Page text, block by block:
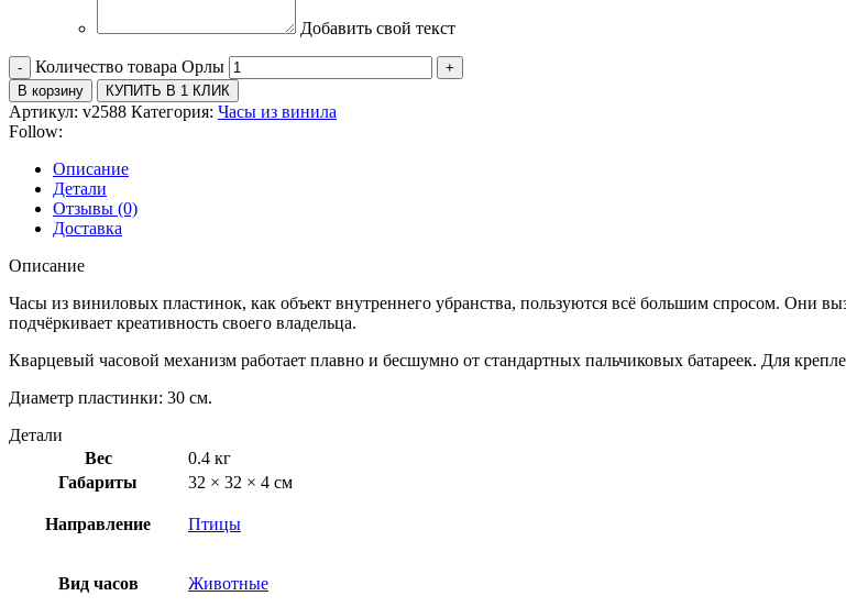
Добавить свой текст
Количество товара Орлы
В корзину КУПИТЬ В 1 КЛИК
Артикул: v2588 Категория: Часы из винила
Follow:
Описание
Детали
Отзывы (0)
Доставка
Описание
Часы из виниловых пластинок, как объект внутреннего убранства, пользуются всё большим спросом. Они
подчёркивает креативность своего владельца.
Кварцевый часовой механизм работает плавно и бесшумно от стандартных пальчиковых батареек. Для
Диаметр пластинки: 30 см.
Детали
Вес
0.4 кг
Габариты
32 × 32 × 4 см
Направление Птицы
Вид часов Животные